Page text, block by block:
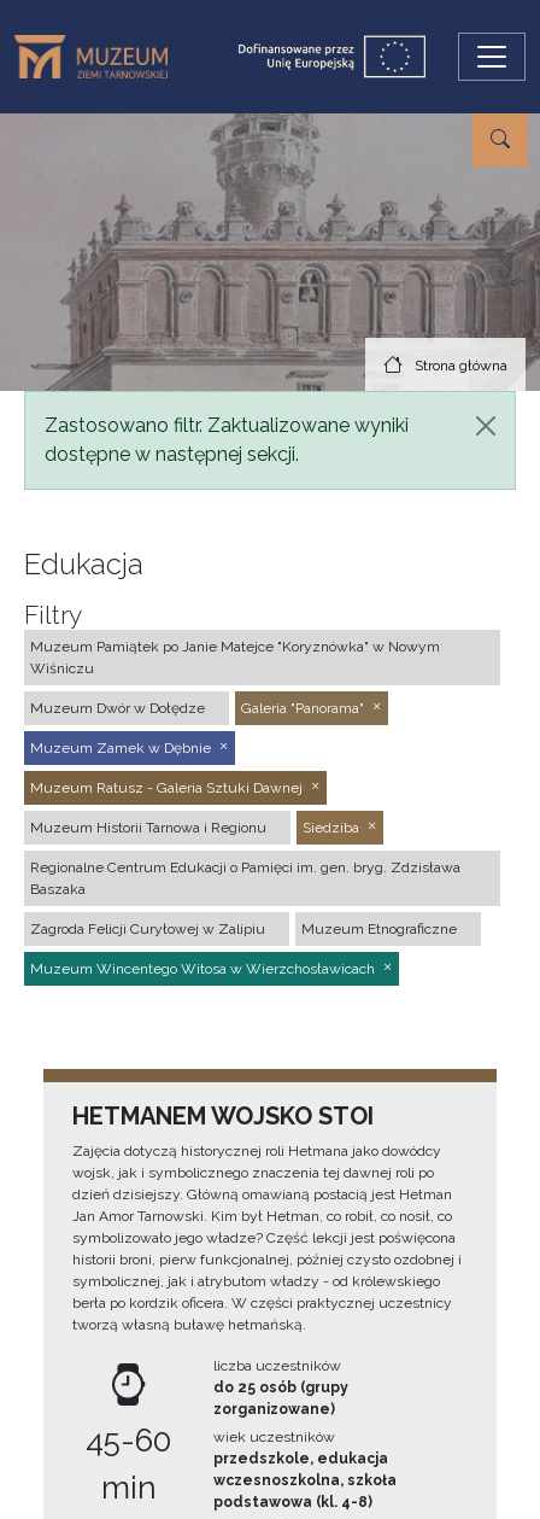
Strona główna
Komunikat
Zastosowano filtr. Zaktualizowane wyniki
dostępne w następnej sekcji.
Edukacja
Filtry
Muzeum Pamiątek po Janie Matejce "Koryznówka" w Nowym
Wiśniczu
Muzeum Dwór w Dołędze Galeria "Panorama"
Muzeum Zamek w Dębnie
Muzeum Ratusz - Galeria Sztuki Dawnej
Muzeum Historii Tarnowa i Regionu Siedziba
Regionalne Centrum Edukacji o Pamięci im. gen. bryg. Zdzisława
Baszaka
Zagroda Felicji Curyłowej w Zalipiu Muzeum Etnograficzne
Muzeum Wincentego Witosa w Wierzchosławicach
HETMANEM WOJSKO STOI
Zajęcia dotyczą historycznej roli Hetmana jako dowódcy
wojsk, jak i symbolicznego znaczenia tej dawnej roli po
dzień dzisiejszy. Główną omawianą postacią jest Hetman
Jan Amor Tarnowski. Kim był Hetman, co robił, co nosił, co
symbolizowało jego władze? Część lekcji jest poświęcona
historii broni, pierw funkcjonalnej, później czysto ozdobnej i
symbolicznej, jak i atrybutom władzy - od królewskiego
berła po kordzik oficera. W części praktycznej uczestnicy
tworzą własną buławę hetmańską.
45-60
min
liczba uczestników
do 25 osób (grupy
zorganizowane)
wiek uczestników
przedszkole, edukacja
wczesnoszkolna, szkoła
podstawowa (kl. 4-8)